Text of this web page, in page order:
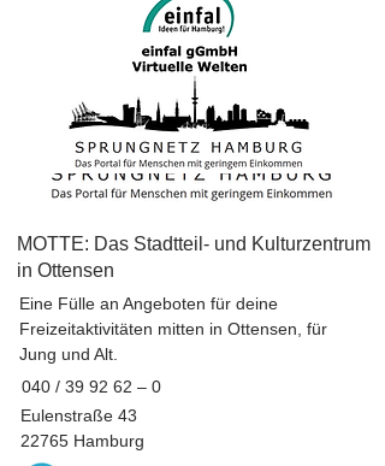
MOTTE: Das Stadtteil- und Kulturzentrum
in Ottensen
Eine Fülle an Angeboten für deine
Freizeitaktivitäten mitten in Ottensen, für
Jung und Alt.
040 / 39 92 62 – 0
Eulenstraße 43
22765 Hamburg